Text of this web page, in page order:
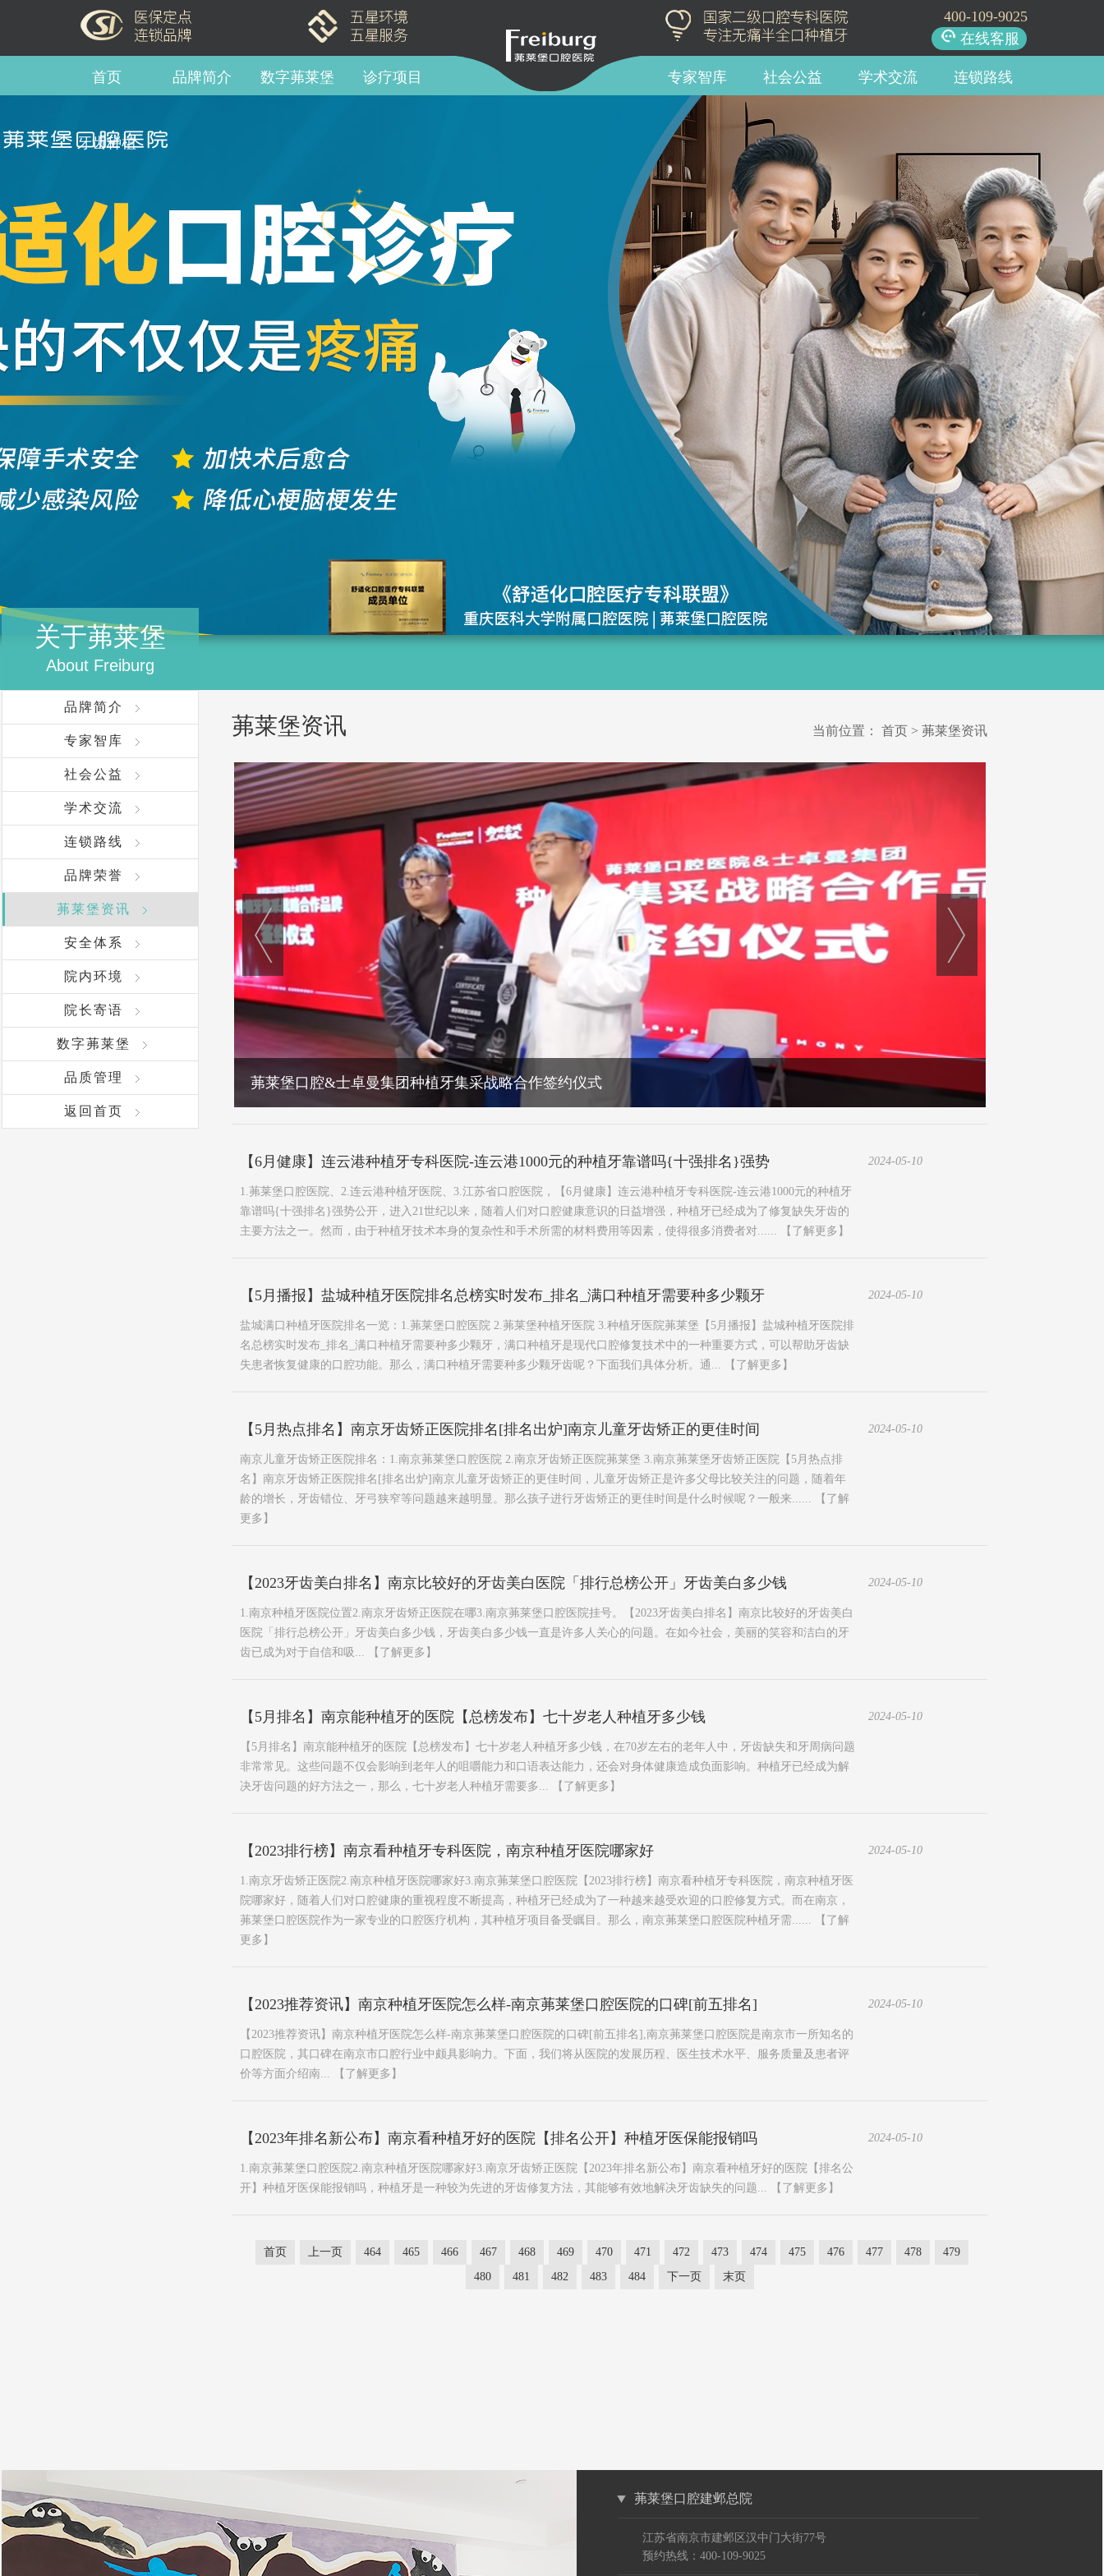
400-109-9025
在线客服
首页 品牌简介 数字茀莱堡 诊疗项目 专家智库 社会公益 学术交流 连锁路线
牙齿种植
关于茀莱堡
About Freiburg
品牌简介
专家智库
社会公益
学术交流
连锁路线
品牌荣誉
茀莱堡资讯
安全体系
院内环境
院长寄语
数字茀莱堡
品质管理
返回首页
茀莱堡资讯 当前位置： 首页 > 茀莱堡资讯
茀莱堡口腔&士卓曼集团种植牙集采战略合作签约仪式
2024-05-10
【6月健康】连云港种植牙专科医院-连云港1000元的种植牙靠谱吗{十强排名}强势
1.茀莱堡口腔医院、2.连云港种植牙医院、3.江苏省口腔医院，【6月健康】连云港种植牙专科医院-连云港1000元的种植牙
靠谱吗{十强排名}强势公开，进入21世纪以来，随着人们对口腔健康意识的日益增强，种植牙已经成为了修复缺失牙齿的
主要方法之一。然而，由于种植牙技术本身的复杂性和手术所需的材料费用等因素，使得很多消费者对......
【了解更多】
2024-05-10
【5月播报】盐城种植牙医院排名总榜实时发布_排名_满口种植牙需要种多少颗牙
盐城满口种植牙医院排名一览：1.茀莱堡口腔医院 2.茀莱堡种植牙医院 3.种植牙医院茀莱堡【5月播报】盐城种植牙医院排
名总榜实时发布_排名_满口种植牙需要种多少颗牙，满口种植牙是现代口腔修复技术中的一种重要方式，可以帮助牙齿缺
失患者恢复健康的口腔功能。那么，满口种植牙需要种多少颗牙齿呢？下面我们具体分析。通...
【了解更多】
2024-05-10
【5月热点排名】南京牙齿矫正医院排名[排名出炉]南京儿童牙齿矫正的更佳时间
南京儿童牙齿矫正医院排名：1.南京茀莱堡口腔医院 2.南京牙齿矫正医院茀莱堡 3.南京茀莱堡牙齿矫正医院【5月热点排
名】南京牙齿矫正医院排名[排名出炉]南京儿童牙齿矫正的更佳时间，儿童牙齿矫正是许多父母比较关注的问题，随着年
龄的增长，牙齿错位、牙弓狭窄等问题越来越明显。那么孩子进行牙齿矫正的更佳时间是什么时候呢？一般来......
【了解
更多】
2024-05-10
【2023牙齿美白排名】南京比较好的牙齿美白医院「排行总榜公开」牙齿美白多少钱
1.南京种植牙医院位置2.南京牙齿矫正医院在哪3.南京茀莱堡口腔医院挂号。【2023牙齿美白排名】南京比较好的牙齿美白
医院「排行总榜公开」牙齿美白多少钱，牙齿美白多少钱一直是许多人关心的问题。在如今社会，美丽的笑容和洁白的牙
齿已成为对于自信和吸...
【了解更多】
2024-05-10
【5月排名】南京能种植牙的医院【总榜发布】七十岁老人种植牙多少钱
【5月排名】南京能种植牙的医院【总榜发布】七十岁老人种植牙多少钱，在70岁左右的老年人中，牙齿缺失和牙周病问题
非常常见。这些问题不仅会影响到老年人的咀嚼能力和口语表达能力，还会对身体健康造成负面影响。种植牙已经成为解
决牙齿问题的好方法之一，那么，七十岁老人种植牙需要多...
【了解更多】
2024-05-10
【2023排行榜】南京看种植牙专科医院，南京种植牙医院哪家好
1.南京牙齿矫正医院2.南京种植牙医院哪家好3.南京茀莱堡口腔医院【2023排行榜】南京看种植牙专科医院，南京种植牙医
院哪家好，随着人们对口腔健康的重视程度不断提高，种植牙已经成为了一种越来越受欢迎的口腔修复方式。而在南京，
茀莱堡口腔医院作为一家专业的口腔医疗机构，其种植牙项目备受瞩目。那么，南京茀莱堡口腔医院种植牙需......
【了解
更多】
2024-05-10
【2023推荐资讯】南京种植牙医院怎么样-南京茀莱堡口腔医院的口碑[前五排名]
【2023推荐资讯】南京种植牙医院怎么样-南京茀莱堡口腔医院的口碑[前五排名],南京茀莱堡口腔医院是南京市一所知名的
口腔医院，其口碑在南京市口腔行业中颇具影响力。下面，我们将从医院的发展历程、医生技术水平、服务质量及患者评
价等方面介绍南...
【了解更多】
2024-05-10
【2023年排名新公布】南京看种植牙好的医院【排名公开】种植牙医保能报销吗
1.南京茀莱堡口腔医院2.南京种植牙医院哪家好3.南京牙齿矫正医院【2023年排名新公布】南京看种植牙好的医院【排名公
开】种植牙医保能报销吗，种植牙是一种较为先进的牙齿修复方法，其能够有效地解决牙齿缺失的问题...
【了解更多】
首页 上一页 464 465 466 467 468 469 470 471 472 473 474 475 476 477 478
479
480
481 482 483 484 下一页 末页
茀莱堡口腔建邺总院
江苏省南京市建邺区汉中门大街77号
预约热线：400-109-9025